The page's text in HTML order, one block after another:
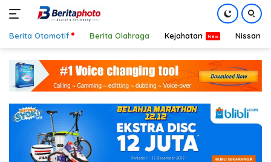
konten
Berita Otomotif Berita Olahraga Kejahatan Nissan